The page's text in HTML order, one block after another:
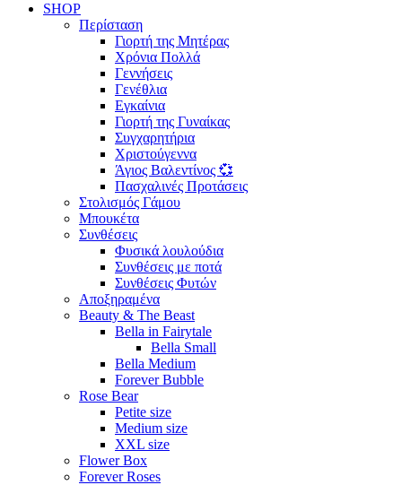
SHOP
Περίσταση
Γιορτή της Μητέρας
Χρόνια Πολλά
Γεννήσεις
Γενέθλια
Εγκαίνια
Γιορτή της Γυναίκας
Συγχαρητήρια
Χριστούγεννα
Άγιος Βαλεντίνος 💞
Πασχαλινές Προτάσεις
Στολισμός Γάμου
Μπουκέτα
Συνθέσεις
Φυσικά λουλούδια
Συνθέσεις με ποτά
Συνθέσεις Φυτών
Αποξηραμένα
Beauty & The Beast
Bella in Fairytale
Bella Small
Bella Medium
Forever Bubble
Rose Bear
Petite size
Medium size
XXL size
Flower Box
Forever Roses